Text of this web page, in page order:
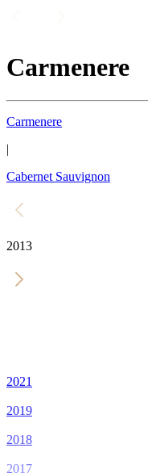
Carmenere
Carmenere
|
Cabernet Sauvignon
2013
2021
2019
2018
2017